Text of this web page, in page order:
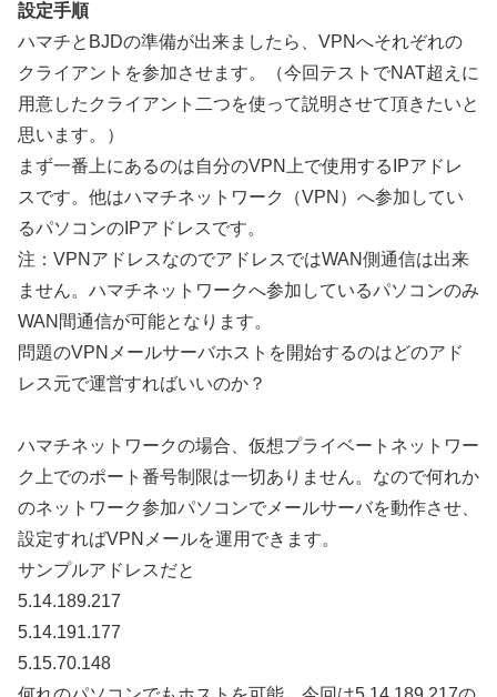
設定手順
ハマチとBJDの準備が出来ましたら、VPNへそれぞれの
クライアントを参加させます。（今回テストでNAT超えに
用意したクライアント二つを使って説明させて頂きたいと
思います。）
まず一番上にあるのは自分のVPN上で使用するIPアドレ
スです。他はハマチネットワーク（VPN）へ参加してい
るパソコンのIPアドレスです。
注：VPNアドレスなのでアドレスではWAN側通信は出来
ません。ハマチネットワークへ参加しているパソコンのみ
WAN間通信が可能となります。
問題のVPNメールサーバホストを開始するのはどのアド
レス元で運営すればいいのか？
ハマチネットワークの場合、仮想プライベートネットワー
ク上でのポート番号制限は一切ありません。なので何れか
のネットワーク参加パソコンでメールサーバを動作させ、
設定すればVPNメールを運用できます。
サンプルアドレスだと
5.14.189.217
5.14.191.177
5.15.70.148